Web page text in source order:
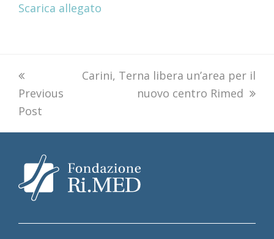
Scarica allegato
post:
Previous
Post
next
Carini, Terna libera un’area per il
nuovo centro Rimed